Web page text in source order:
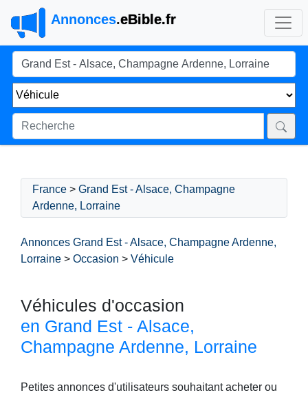
Annonces.eBible.fr
France > Grand Est - Alsace, Champagne
Ardenne, Lorraine
Annonces Grand Est - Alsace, Champagne Ardenne,
Lorraine > Occasion > Véhicule
Véhicules d'occasion
en Grand Est - Alsace,
Champagne Ardenne, Lorraine
Petites annonces d'utilisateurs souhaitant acheter ou